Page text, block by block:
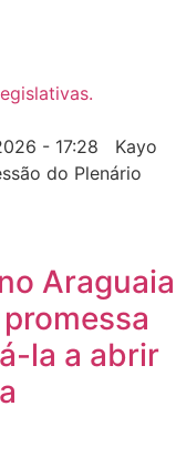
- 17:28 Kayo
do Plenário
Araguaia
la a abrir